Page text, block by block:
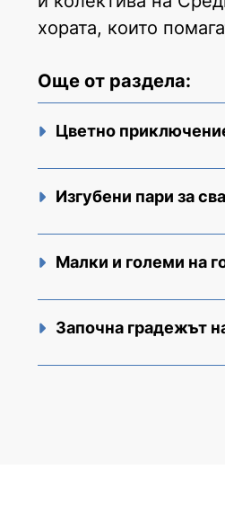
хората, които
Още от раздела:
Цветно
Изгубени пари за
Малки и големи на
Започна градежът